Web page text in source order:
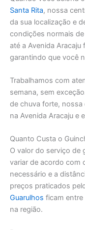
Santa Rita, nossa
da sua localização e
condições normais
até a Avenida
garantindo que você
Trabalhamos com
semana, sem
de chuva forte, nossa
na Avenida Aracaju e
Quanto Custa o
O valor do serviço de
variar de acordo com
necessário e a
preços praticados
Guarulhos ficam entre
na região.